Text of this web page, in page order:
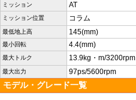
ミッション AT
ミッション位置 コラム
最低地上高 145(mm)
最小回転 4.4(mm)
最大トルク 13.9kg・m/3200rpm
最大出力 97ps/5600rpm
モデル・グレード一覧